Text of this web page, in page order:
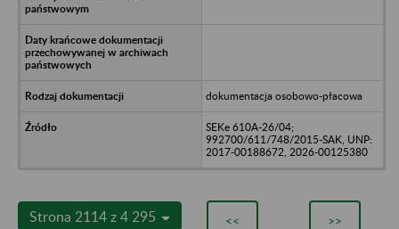
dokumentacja osobowo-płacowa
SEKe 610A-26/04;
992700/611/748/2015-SAK, UNP:
2017-00188672, 2026-00125380
Strona 2114 z 4 295 << >>